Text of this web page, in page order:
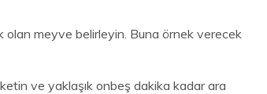
olan meyve belirleyin. Buna örnek verecek
ve yaklaşık onbeş dakika kadar ara